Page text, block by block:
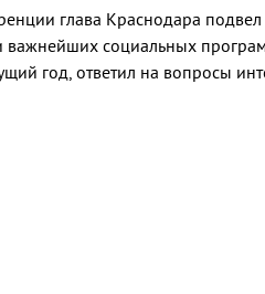
глава Краснодара подвел
важнейших социальных
год, ответил на вопросы